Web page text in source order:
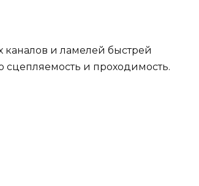
каналов и ламелей быстрей
и проходимость.